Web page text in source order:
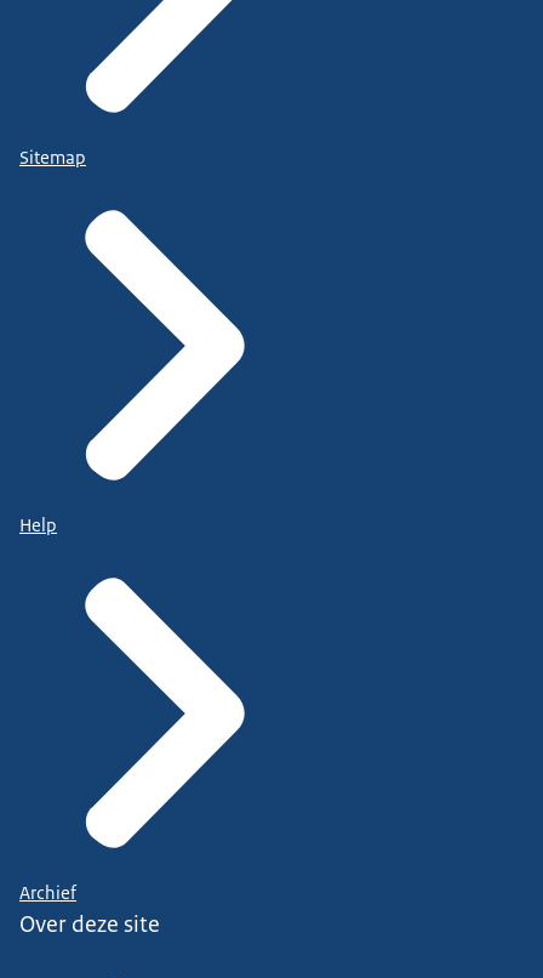
Sitemap
Help
Archief
Over deze site